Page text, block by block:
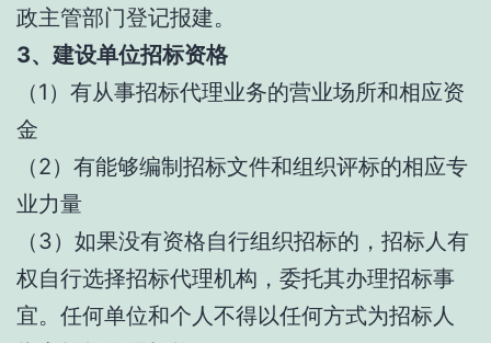
政主管部门登记报建。
3、建设单位招标资格
（1）有从事招标代理业务的营业场所和相应资
金
（2）有能够编制招标文件和组织评标的相应专
业力量
（3）如果没有资格自行组织招标的，招标人有
权自行选择招标代理机构，委托其办理招标事
宜。任何单位和个人不得以任何方式为招标人